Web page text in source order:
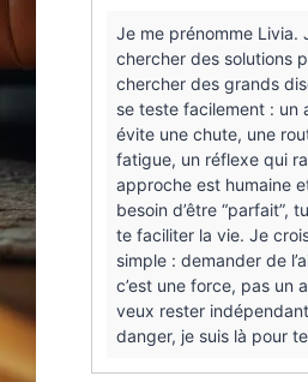
Je me prénomme Livia.
chercher des solutions
chercher des grands
se teste facilement : un
évite une chute, une
fatigue, un réflexe qui
approche est humaine
besoin d’être “parfait”,
te faciliter la vie. Je
simple : demander de
c’est une force, pas un
veux rester
danger, je suis là pour